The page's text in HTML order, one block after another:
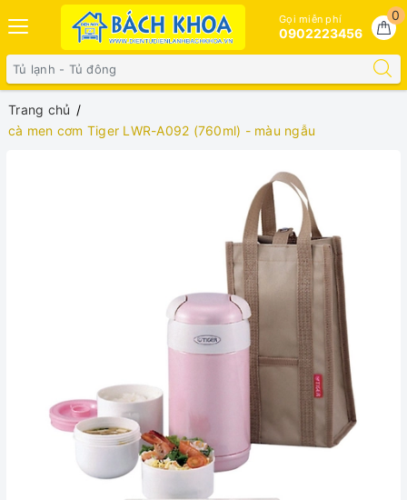
0
Gọi miễn phí
0902223456
Trang chủ
cà men cơm Tiger LWR-A092 (760ml) - màu ngẫu